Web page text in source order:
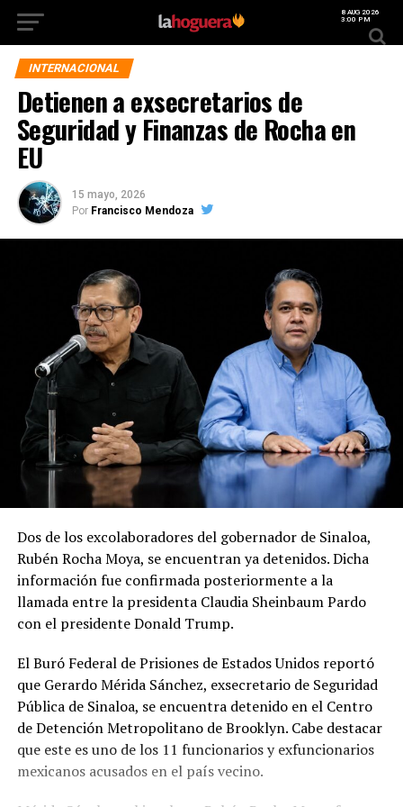
8 AUG 2026
3:00 PM
INTERNACIONAL
Detienen a exsecretarios de
Seguridad y Finanzas de Rocha en
EU
15 mayo, 2026
Por Francisco Mendoza
Dos de los excolaboradores del gobernador de Sinaloa,
Rubén Rocha Moya, se encuentran ya detenidos. Dicha
información fue confirmada posteriormente a la
llamada entre la presidenta Claudia Sheinbaum Pardo
con el presidente Donald Trump.
El Buró Federal de Prisiones de Estados Unidos reportó
que Gerardo Mérida Sánchez, exsecretario de Seguridad
Pública de Sinaloa, se encuentra detenido en el Centro
de Detención Metropolitano de Brooklyn. Cabe destacar
que este es uno de los 11 funcionarios y exfuncionarios
mexicanos acusados en el país vecino.